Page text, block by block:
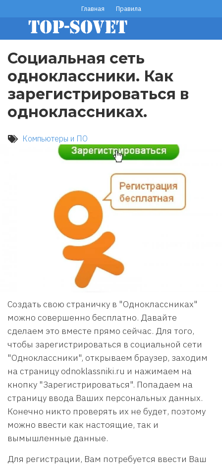
основному
содержанию
footer
menu
Главная Правила
Социальная сеть
одноклассники. Как
зарегистрироваться в
одноклассниках.
Компьютеры и ПО
Создать свою страничку в "Одноклассниках"
можно совершенно бесплатно. Давайте
сделаем это вместе прямо сейчас. Для того,
чтобы зарегистрироваться в социальной сети
"Одноклассники", открываем браузер, заходим
на страницу odnoklassniki.ru и нажимаем на
кнопку "Зарегистрироваться". Попадаем на
страницу ввода Ваших персональных данных.
Конечно никто проверять их не будет, поэтому
можно ввести как настоящие, так и
вымышленные данные.
Для регистрации, Вам потребуется ввести Ваш